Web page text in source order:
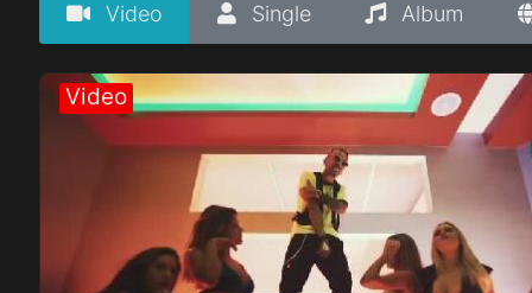
Country
Electro
Video Single Album